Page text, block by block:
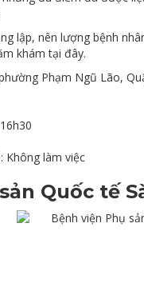
lập, nên lượng bệnh
khám tại đây.
Phạm Ngũ Lão,
Không làm việc
Quốc tế